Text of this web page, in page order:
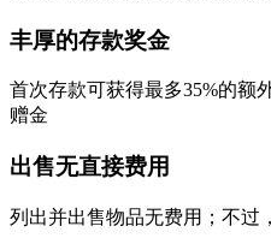
丰厚的存款奖金
首次存款可获得最多35%的额
赠金
出售无直接费用
列出并出售物品无费用；不过